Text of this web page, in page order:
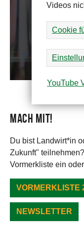
Videos
Cookie
YouTube
Mach mit!
Du bist Landwirt*in
Zukunft"
Vormerkliste ein
VORMERKLISTE
NEWSLETTER